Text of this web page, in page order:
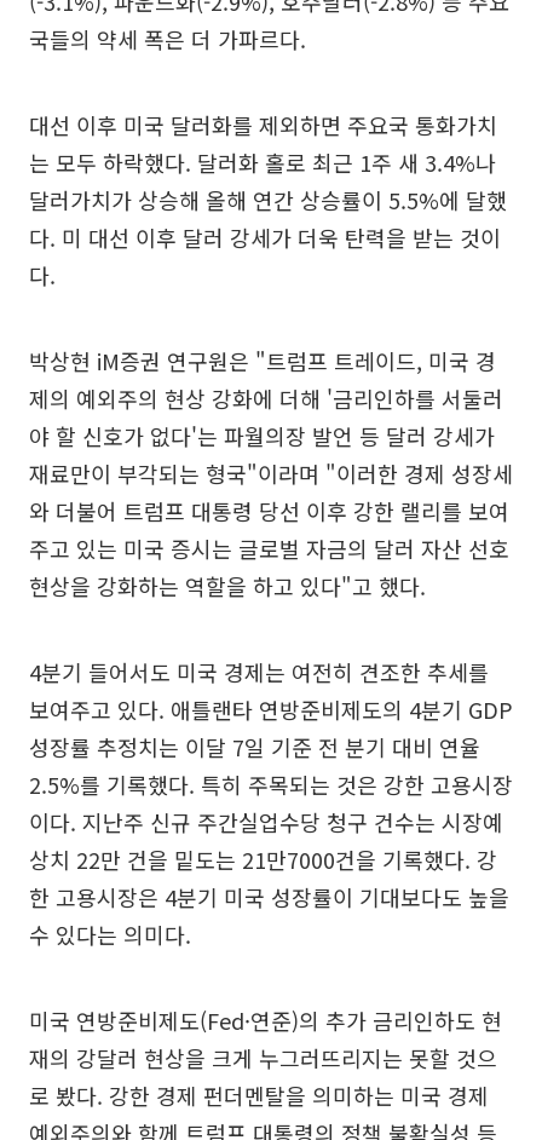
국들의 약세 폭은 더 가파르다.
대선 이후 미국 달러화를 제외하면 주요국 통화가치
는 모두 하락했다. 달러화 홀로 최근 1주 새 3.4%나
달러가치가 상승해 올해 연간 상승률이 5.5%에 달했
다. 미 대선 이후 달러 강세가 더욱 탄력을 받는 것이
다.
박상현 iM증권 연구원은 "트럼프 트레이드, 미국 경
제의 예외주의 현상 강화에 더해 '금리인하를 서둘러
야 할 신호가 없다'는 파월의장 발언 등 달러 강세가
재료만이 부각되는 형국"이라며 "이러한 경제 성장세
와 더불어 트럼프 대통령 당선 이후 강한 랠리를 보여
주고 있는 미국 증시는 글로벌 자금의 달러 자산 선호
현상을 강화하는 역할을 하고 있다"고 했다.
4분기 들어서도 미국 경제는 여전히 견조한 추세를
보여주고 있다. 애틀랜타 연방준비제도의 4분기 GDP
성장률 추정치는 이달 7일 기준 전 분기 대비 연율
2.5%를 기록했다. 특히 주목되는 것은 강한 고용시장
이다. 지난주 신규 주간실업수당 청구 건수는 시장예
상치 22만 건을 밑도는 21만7000건을 기록했다. 강
한 고용시장은 4분기 미국 성장률이 기대보다도 높을
수 있다는 의미다.
미국 연방준비제도(Fed·연준)의 추가 금리인하도 현
재의 강달러 현상을 크게 누그러뜨리지는 못할 것으
로 봤다. 강한 경제 펀더멘탈을 의미하는 미국 경제
예외주의와 함께 트럼프 대통령의 정책 불확실성 등